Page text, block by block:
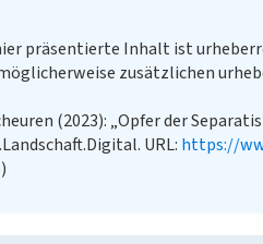
präsentierte Inhalt ist
zusätzlichen
(2023): „Opfer der
URL: https://